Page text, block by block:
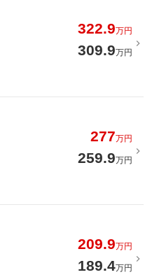
322.9万円
309.9万円
277万円
259.9万円
209.9万円
189.4万円